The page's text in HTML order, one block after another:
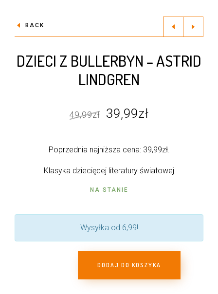
BACK
DZIECI Z BULLERBYN – ASTRID
LINDGREN
49,99zł
Pierwotna
wynosiła:
49,99zł.
39,99zł
wynosi:
39,99zł.
Poprzednia najniższa cena: 39,99zł.
Klasyka dziecięcej literatury światowej
NA STANIE
Wysyłka od 6,99!
DODAJ DO KOSZYKA